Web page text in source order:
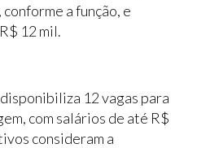
a função, e
12 mil.
12 vagas para
com salários de até R$
consideram a